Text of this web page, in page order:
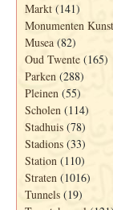
Markt (141)
Monumenten
Musea (82)
Oud Twente (165)
Parken (288)
Pleinen (55)
Scholen (114)
Stadhuis (78)
Stadions (33)
Station (110)
Straten (1016)
Tunnels (19)